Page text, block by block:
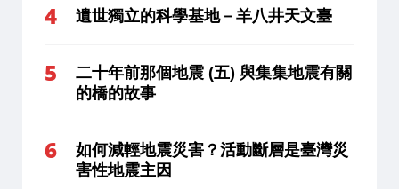
遺世獨立的科學基地－羊八井天文臺
二十年前那個地震 (五) 與集集地震有關
的橋的故事
如何減輕地震災害？活動斷層是臺灣災
害性地震主因